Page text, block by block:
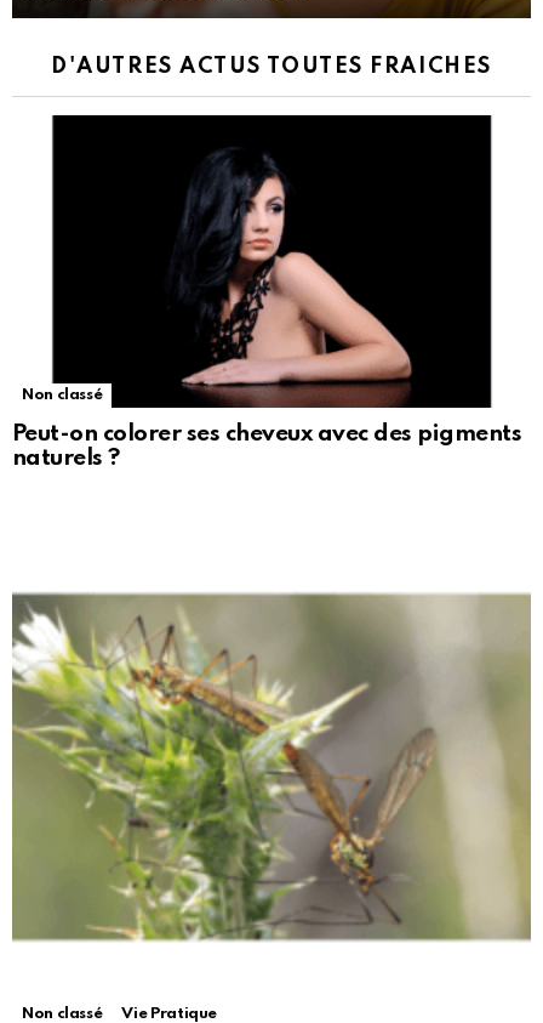
D'AUTRES ACTUS TOUTES FRAICHES
Non classé
Peut-on colorer ses cheveux avec des pigments
naturels ?
Non classé Vie Pratique